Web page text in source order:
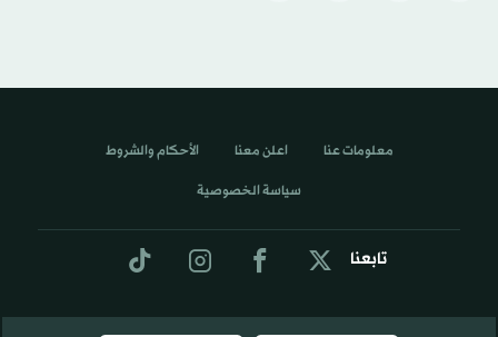
تابعنا
معلومات عنا اعلن معنا الأحكام والشروط
سياسة الخصوصية